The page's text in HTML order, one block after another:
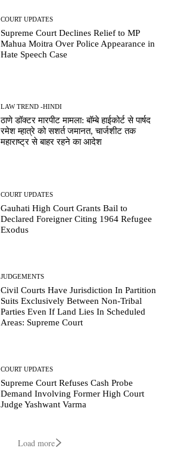
COURT UPDATES
Supreme Court Declines Relief to MP
Mahua Moitra Over Police Appearance in
Hate Speech Case
LAW TREND -HINDI
ठाणे डॉक्टर मारपीट मामला: बॉम्बे हाईकोर्ट से पार्षद
रमेश म्हात्रे को सशर्त जमानत, चार्जशीट तक
महाराष्ट्र से बाहर रहने का आदेश
COURT UPDATES
Gauhati High Court Grants Bail to
Declared Foreigner Citing 1964 Refugee
Exodus
JUDGEMENTS
Civil Courts Have Jurisdiction In Partition
Suits Exclusively Between Non-Tribal
Parties Even If Land Lies In Scheduled
Areas: Supreme Court
COURT UPDATES
Supreme Court Refuses Cash Probe
Demand Involving Former High Court
Judge Yashwant Varma
Load more